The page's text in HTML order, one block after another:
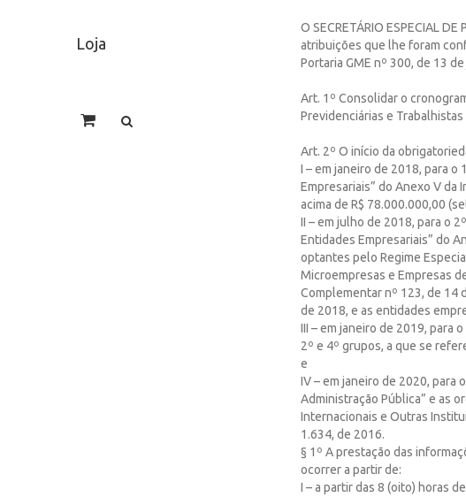
Loja
O SECRETÁRIO ESPECIAL
atribuições que lhe foram
Portaria GME nº 300, de 13
Art. 1º Consolidar o
Previdenciárias e Trabalhistas
Art. 2º O início da
I – em janeiro de 2018, para
Empresariais” do Anexo V da
acima de R$ 78.000.000,00
II – em julho de 2018, para o
Entidades Empresariais” do
optantes pelo Regime
Microempresas e Empresas
Complementar nº 123, de 14
de 2018, e as entidades
III – em janeiro de 2019, para
2º e 4º grupos, a que se
e
IV – em janeiro de 2020, para
Administração Pública” e as
Internacionais e Outras
1.634, de 2016.
§ 1º A prestação das
ocorrer a partir de:
I – a partir das 8 (oito) horas